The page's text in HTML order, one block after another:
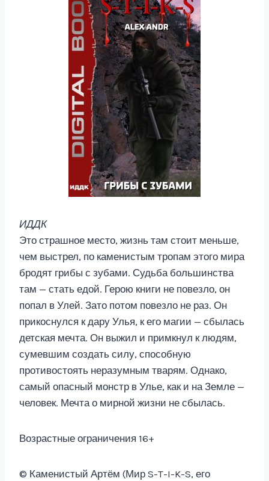
ИДДК
Это страшное место, жизнь там стоит меньше,
чем выстрел, по каменистым тропам этого мира
бродят грибы с зубами. Судьба большинства
там — стать едой. Герою книги не повезло, он
попал в Улей. Зато потом повезло не раз. Он
прикоснулся к дару Улья, к его магии — сбылась
детская мечта. Он выжил и примкнул к людям,
сумевшим создать силу, способную
противостоять неразумным тварям. Однако,
самый опасный монстр в Улье, как и на Земле —
человек. Мечта о мирной жизни не сбылась.
Возрастные ограничения 16+
© Каменистый Артём (Мир S-T-I-K-S, его